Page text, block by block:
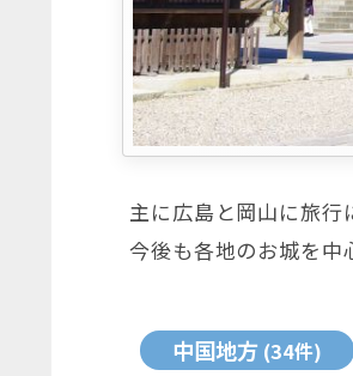
主に広島と岡山に旅行
今後も各地のお城を中
中国地方(34件)